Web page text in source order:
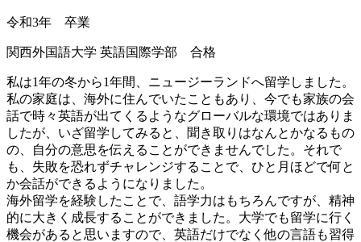
令和3年 卒業
関西外国語大学 英語国際学部 合格
私は1年の冬から1年間、ニュージーランドへ留学しました。
私の家庭は、海外に住んでいたこともあり、今でも家族の会
話で時々英語が出てくるようなグローバルな環境ではありま
したが、いざ留学してみると、聞き取りはなんとかなるもの
の、自分の意思を伝えることができませんでした。それで
も、失敗を恐れずチャレンジすることで、ひと月ほどで何と
か会話ができるようになりました。
海外留学を経験したことで、語学力はもちろんですが、精神
的に大きく成長することができました。大学でも留学に行く
機会があると思いますので、英語だけでなく他の言語も習得